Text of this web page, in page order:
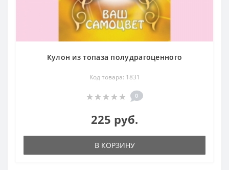
Кулон из топаза полудрагоценного
Код товара: 1831
0
225 руб.
В КОРЗИНУ